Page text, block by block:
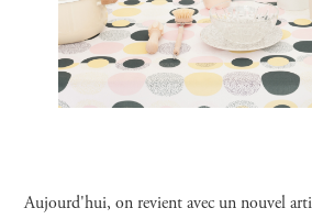
Aujourd'hui, on revient avec un nouvel